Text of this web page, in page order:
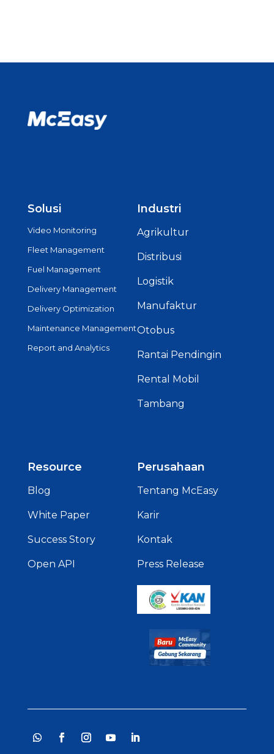
Solusi
Video Monitoring
Fleet Management
Fuel Management
Delivery Management
Delivery Optimization
Maintenance Management
Report and Analytics
Industri
Agrikultur
Distribusi
Logistik
Manufaktur
Otobus
Rantai Pendingin
Rental Mobil
Tambang
Resource
Blog
White Paper
Success Story
Open API
Perusahaan
Tentang McEasy
Karir
Kontak
Press Release